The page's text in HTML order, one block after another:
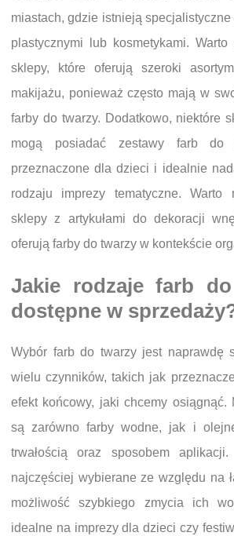
miastach, gdzie istnieją specjalistyczne
plastycznymi lub kosmetykami.
sklepy, które oferują szeroki
makijażu, ponieważ często mają w
farby do twarzy. Dodatkowo, niektóre
mogą posiadać zestawy farb do
przeznaczone dla dzieci i idealnie
rodzaju imprezy tematyczne. Warto
sklepy z artykułami do dekoracji
oferują farby do twarzy w kontekście
Jakie rodzaje farb
dostępne w
Wybór farb do twarzy jest naprawdę
wielu czynników, takich jak
efekt końcowy, jaki chcemy osiągnąć.
są zarówno farby wodne, jak i
trwałością oraz sposobem
najczęściej wybierane ze względu na
możliwość szybkiego zmycia ich
idealne na imprezy dla dzieci czy